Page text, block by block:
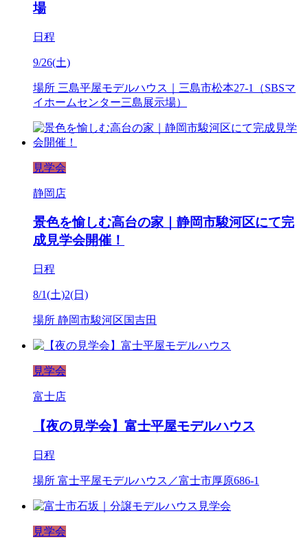
場
日程
9/26(土)
場所 三島平屋モデルハウス｜三島市松本27-1（SBSマ
イホームセンター三島展示場）
見学会
静岡店
景色を愉しむ高台の家｜静岡市駿河区にて完
成見学会開催！
日程
8/1(土)2(日)
場所 静岡市駿河区国吉田
見学会
富士店
【夜の見学会】富士平屋モデルハウス
日程
場所 富士平屋モデルハウス／富士市厚原686-1
見学会